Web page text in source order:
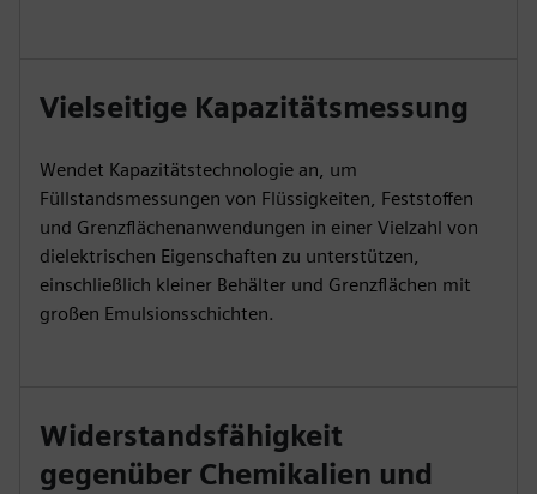
Vielseitige Kapazitätsmessung
Wendet Kapazitätstechnologie an, um
Füllstandsmessungen von Flüssigkeiten, Feststoffen
und Grenzflächenanwendungen in einer Vielzahl von
dielektrischen Eigenschaften zu unterstützen,
einschließlich kleiner Behälter und Grenzflächen mit
großen Emulsionsschichten.
Widerstandsfähigkeit
gegenüber Chemikalien und